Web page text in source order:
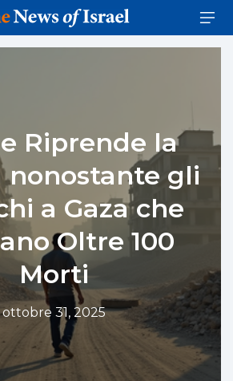
Riprende la
nonostante gli
a Gaza che
Oltre 100
Morti
ottobre 31, 2025